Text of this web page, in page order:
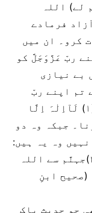
لے) اللہ
فرمادے
کرو۔ ان میں
ربّ عَزَّوَجَلَّ کو
بے نیازی
تم اپنے ربّ
عَزَّوَجَلَّ کو راضی کرو گے وہ یہ ہیں: (۱) لَآاِلٰہَ اِلَّا
کرنا۔ جبکہ وہ دو
وہ یہ ہیں:
(۱)اللہ تعالیٰ سے جَنّت طَلَب کرنا ( ۲)جہنَّم سے اللہ
ابنِ
جو حدیثِ پاک